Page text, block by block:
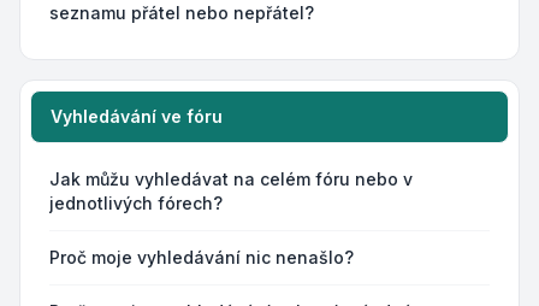
seznamu přátel nebo nepřátel?
Vyhledávání ve fóru
Jak můžu vyhledávat na celém fóru nebo v
jednotlivých fórech?
Proč moje vyhledávání nic nenašlo?